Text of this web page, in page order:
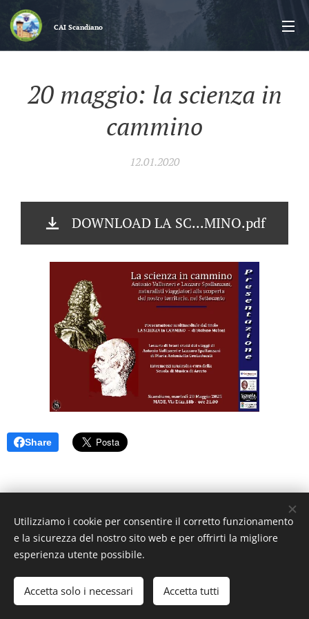
CAI Scandiano
20 maggio: la scienza in
cammino
12.01.2020
DOWNLOAD LA SC...MINO.pdf
Share
© 2025 CAI Sottosezione Franco Rustichelli di Scandiano. Tutti i
diritti riservati.
Cookies
Utilizziamo i cookie per consentire il corretto funzionamento
e la sicurezza del nostro sito web e per offrirti la migliore
esperienza utente possibile.
Accetta solo i necessari Accetta tutti